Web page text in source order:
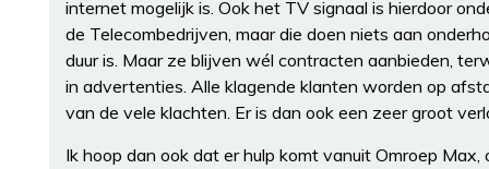
internet mogelijk is. Ook het TV signaal is hierdoor
de Telecombedrijven, maar die doen niets aan
duur is. Maar ze blijven wél contracten aanbieden,
in advertenties. Alle klagende klanten worden op
van de vele klachten. Er is dan ook een zeer groot
Ik hoop dan ook dat er hulp komt vanuit Omroep